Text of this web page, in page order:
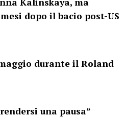
dopo il bacio post-US
durante il Roland
una pausa”